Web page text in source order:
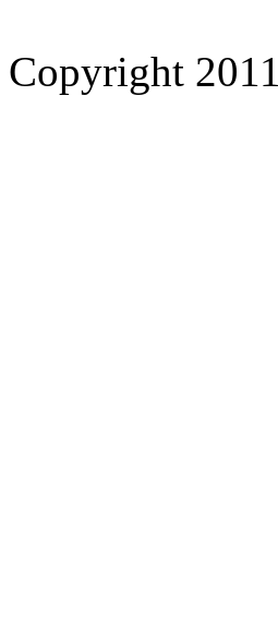
Copyright 2011